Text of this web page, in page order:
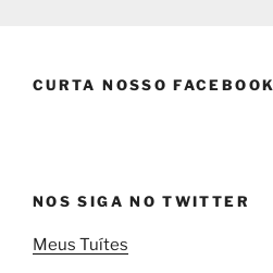
CURTA NOSSO FACEBOOK
NOS SIGA NO TWITTER
Meus Tuítes